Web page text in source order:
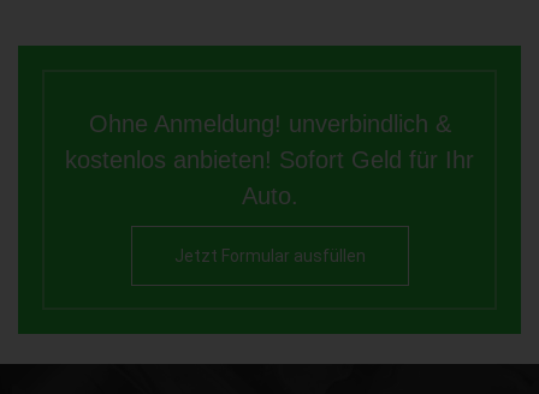
Ohne Anmeldung! unverbindlich &
kostenlos anbieten! Sofort Geld für Ihr
Auto.
Jetzt Formular ausfüllen